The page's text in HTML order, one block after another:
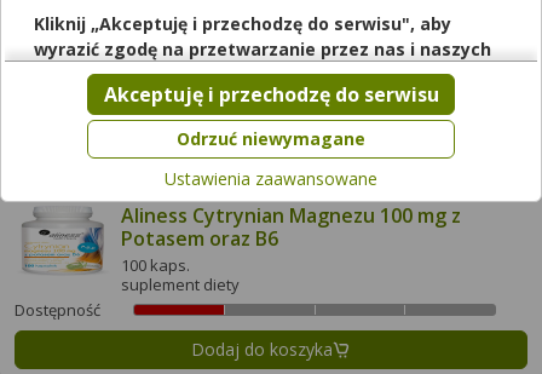
Activemuss Elektrolity
24 tabl.
suplement diety
Dodaj do koszyka
Aliness Cytrynian Magnezu 100 mg z
Potasem oraz B6
100 kaps.
suplement diety
Dostępność
Dodaj do koszyka
Kliknij „Akceptuję i przechodzę do serwisu", aby
wyrazić zgodę na przetwarzanie przez nas i naszych
partnerów Twoich danych w powyższych celach.
Pamiętaj, że wyrażenie zgody jest dobrowolne, a wyrażoną
zgodę możesz w każdej chwili cofnąć, możesz też wycofać
zgodę na przetwarzanie Twoich danych tylko w niektórych
celach. Jeżeli chcesz dowiedzieć się więcej lub chcesz
przeprowadzić konfigurację szczegółową, to możesz tego
dokonać za pomocą „Ustawień zaawansowanych".
Więcej informacji na temat wykorzystywania narzędzi
zewnętrznych w naszym serwisie znajdziesz w
Serwisu.
Odrzuć niewymagane
Akceptuję i przechodzę do serwisu
Ustawienia zaawansowane